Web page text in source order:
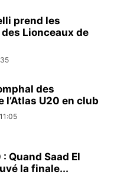
prend les
Lionceaux de
des
l’Atlas U20 en club
Quand Saad El
la finale...